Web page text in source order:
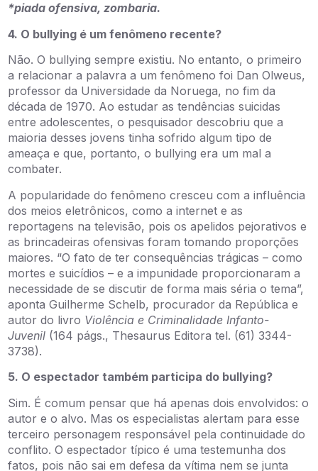
*piada ofensiva, zombaria.
4. O bullying é um fenômeno recente?
Não. O bullying sempre existiu. No entanto, o primeiro
a relacionar a palavra a um fenômeno foi Dan Olweus,
professor da Universidade da Noruega, no fim da
década de 1970. Ao estudar as tendências suicidas
entre adolescentes, o pesquisador descobriu que a
maioria desses jovens tinha sofrido algum tipo de
ameaça e que, portanto, o bullying era um mal a
combater.
A popularidade do fenômeno cresceu com a influência
dos meios eletrônicos, como a internet e as
reportagens na televisão, pois os apelidos pejorativos e
as brincadeiras ofensivas foram tomando proporções
maiores. “O fato de ter consequências trágicas – como
mortes e suicídios – e a impunidade proporcionaram a
necessidade de se discutir de forma mais séria o tema”,
aponta Guilherme Schelb, procurador da República e
autor do livro Violência e Criminalidade Infanto-
Juvenil (164 págs., Thesaurus Editora tel. (61) 3344-
3738).
5. O espectador também participa do bullying?
Sim. É comum pensar que há apenas dois envolvidos: o
autor e o alvo. Mas os especialistas alertam para esse
terceiro personagem responsável pela continuidade do
conflito. O espectador típico é uma testemunha dos
fatos, pois não sai em defesa da vítima nem se junta